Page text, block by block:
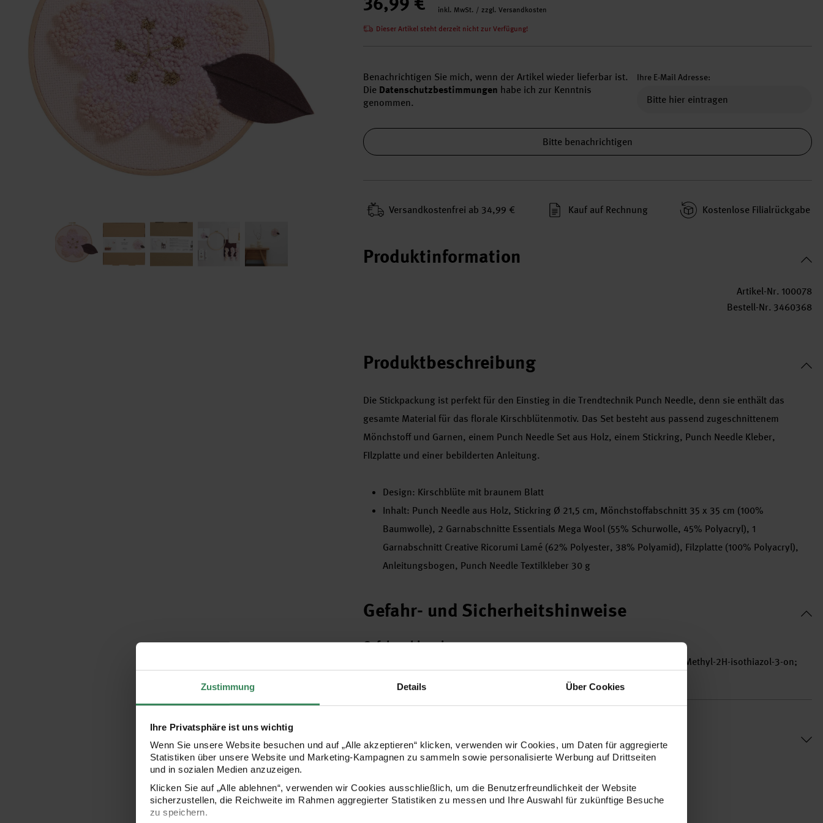
Zustimmung Details Über Cookies
Ihre Privatsphäre ist uns wichtig
Wenn Sie unsere Website besuchen und auf „Alle akzeptieren“ klicken, verwenden wir Cookies, um Daten für aggregierte
Statistiken über unsere Website und Marketing-Kampagnen zu sammeln sowie personalisierte Werbung auf Drittseiten
und in sozialen Medien anzuzeigen.
Klicken Sie auf „Alle ablehnen“, verwenden wir Cookies ausschließlich, um die Benutzerfreundlichkeit der Website
sicherzustellen, die Reichweite im Rahmen aggregierter Statistiken zu messen und Ihre Auswahl für zukünftige Besuche
zu speichern.
inkl. MwSt. / zzgl. Versandkosten
Dieser Artikel steht derzeit nicht zur Verfügung!
Benachrichtigen Sie mich, wenn der Artikel wieder lieferbar ist.
Die Datenschutzbestimmungen habe ich zur Kenntnis
genommen.
Ihre E-Mail Adresse:
Bitte benachrichtigen
Versand­kosten­frei ab 34,99 € Kauf auf Rechnung Kosten­lose Filial­rückgabe
Produktinformation
Artikel-Nr. 100078
Bestell-Nr. 3460368
Produktbeschreibung
Die Stickpackung ist perfekt für den Einstieg in die Trendtechnik Punch Needle, denn sie enthält das
gesamte Material für das florale Kirschblütenmotiv. Das Set besteht aus passend zugeschnittenem
Mönchstoff und Garnen, einem Punch Needle Set aus Holz, einem Stickring, Punch Needle Kleber,
FIlzplatte und einer bebilderten Anleitung.
Design: Kirschblüte mit braunem Blatt
Inhalt: Punch Needle aus Holz, Stickring Ø 21,5 cm, Mönchstoffabschnitt 35 x 35 cm (100%
Baumwolle), 2 Garnabschnitte Essentials Mega Wool (55% Schurwolle, 45% Polyacryl), 1
Garnabschnitt Creative Ricorumi Lamé (62% Polyester, 38% Polyamid), Filzplatte (100% Polyacryl),
Anleitungsbogen, Punch Needle Textilkleber 30 g
Gefahr- und Sicherheitshinweise
Gefahrenhinweise
EUH208b - Enthält Gemisch aus: 5-Chlor-2-methyl-2H-isothiazol-3-on und 2-Methyl-2H-isothiazol-3-on;
1,2-Benzisothiazol-3(2H)-on. Kann allergische Reaktionen hervorrufen.
Hersteller